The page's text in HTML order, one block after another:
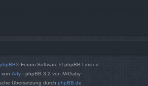
phpBB® Forum Software © phpBB Limited
von Arty - phpBB 3.2 von MrGaby
Übersetzung durch phpBB.de